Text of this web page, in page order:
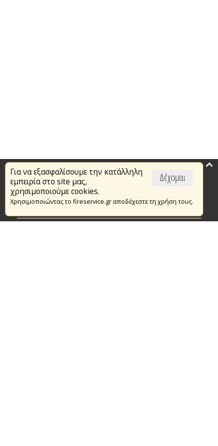
Δέχομαι
Για να εξασφαλίσουμε την κατάλληλη
εμπειρία στο site μας,
χρησιμοποιούμε cookies.
Χρησιμοποιώντας το fireservice.gr αποδέχεστε τη χρήση τους.
Επικαιρότητα
Το Πυροσβεστικό Σώμα